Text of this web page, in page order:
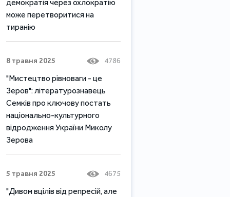
демократія через охлократію
може перетворитися на
тиранію
8 травня 2025 4786
"Мистецтво рівноваги - це
Зеров": літературознавець
Семків про ключову постать
національно-культурного
відродження України Миколу
Зерова
5 травня 2025 4675
"Дивом вцілів від репресій, але